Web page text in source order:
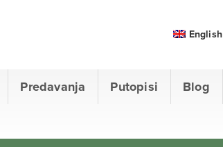
Predavanja Putopisi Blog
English